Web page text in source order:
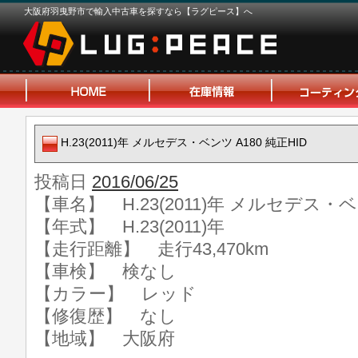
大阪府羽曳野市で輸入中古車を探すなら【ラグピース】へ
H.23(2011)年 メルセデス・ベンツ A180 純正HID
投稿日 2016/06/25
【車名】 H.23(2011)年 メルセデス・
【年式】 H.23(2011)年
【走行距離】 走行43,470km
【車検】 検なし
【カラー】 レッド
【修復歴】 なし
【地域】 大阪府